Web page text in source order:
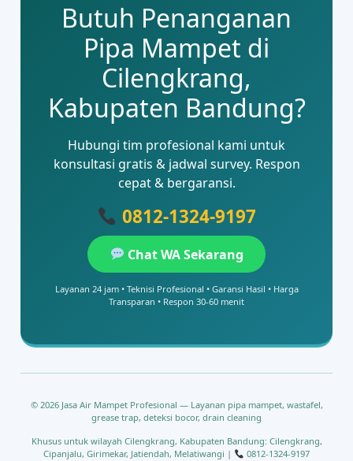
Butuh Penanganan
Pipa Mampet di
Cilengkrang,
Kabupaten Bandung?
Hubungi tim profesional kami untuk
konsultasi gratis & jadwal survey. Respon
cepat & bergaransi.
0812-1324-9197
Chat WA Sekarang
Layanan 24 jam • Teknisi Profesional • Garansi Hasil • Harga
Transparan • Respon 30-60 menit
© 2026 Jasa Air Mampet Profesional — Layanan pipa mampet, wastafel,
grease trap, deteksi bocor, drain cleaning
Khusus untuk wilayah Cilengkrang, Kabupaten Bandung: Cilengkrang,
Cipanjalu, Girimekar, Jatiendah, Melatiwangi |
0812-1324-9197